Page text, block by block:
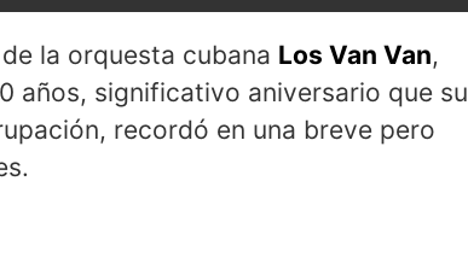
la orquesta cubana Los Van Van,
años, significativo aniversario que su
recordó en una breve pero